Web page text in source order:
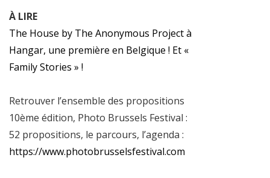
À LIRE
The House by The Anonymous Project à
Hangar, une première en Belgique ! Et «
Family Stories » !
Retrouver l’ensemble des propositions
10ème édition, Photo Brussels Festival :
52 propositions, le parcours, l’agenda :
https://www.photobrusselsfestival.com